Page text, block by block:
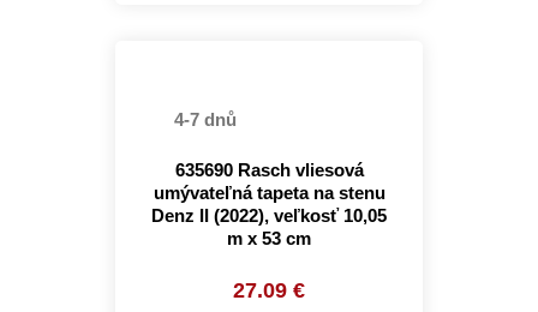
4-7 dnů
635690 Rasch vliesová
umývateľná tapeta na stenu
Denz II (2022), veľkosť 10,05
m x 53 cm
27.09 €